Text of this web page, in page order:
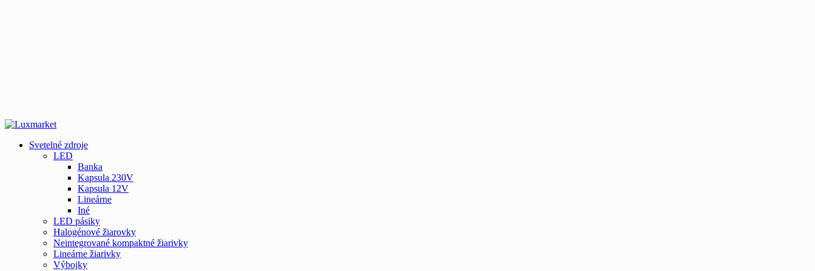
Svetelné zdroje
LED
Banka
Kapsula 230V
Kapsula 12V
Lineárne
Iné
LED pásiky
Halogénové žiarovky
Neintegrované kompaktné žiarivky
Lineárne žiarivky
Výbojky